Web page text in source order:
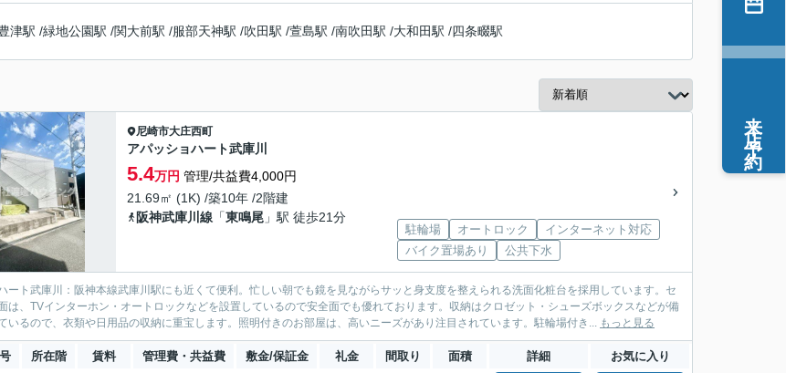
津駅 /緑地公園駅 /関大前駅 /服部天神駅 /吹田駅 /萱島駅 /南吹田駅 /大和田駅 /四条畷駅
尼崎市大庄西町
アパッショハート武庫川
5.4万円 管理/共益費4,000円
21.69㎡ (1K) /築10年 /2階建
阪神武庫川線 「東鳴尾 」駅 徒歩21分
駐輪場 オートロック
インターネット対応
バイク置場あり
公共下水
ート武庫川：阪神本線武庫川駅にも近くて便利。忙しい朝でも鏡を見ながらサッと身支度を整えられる洗面化粧台を採用しています。セ
は、TVインターホン・オートロックなどを設置しているので安全面でも優れております。収納はクロゼット・シューズボックスなどが備
いるので、衣類や日用品の収納に重宝します。照明付きのお部屋は、高いニーズがあり注目されています。駐輪場付き... もっと見る
所在階 賃料 管理費・共益費 敷金/保証金 礼金 間取り 面積 詳細 お気に入り
来店予約